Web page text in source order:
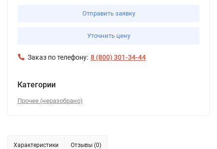
Отправить заявку
Уточнить цену
Заказ по телефону: 8 (800) 301-34-44
Категории
Прочее (неразобрано)
Характеристики Отзывы (0)